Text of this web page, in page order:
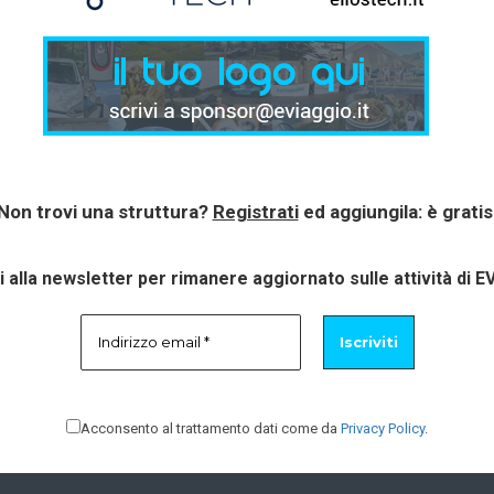
trovi una struttura? Registratied aggiungila: è
alla newsletter per rimanere aggiornato sulle attività di
Acconsento al trattamento dati come da Privacy Policy.